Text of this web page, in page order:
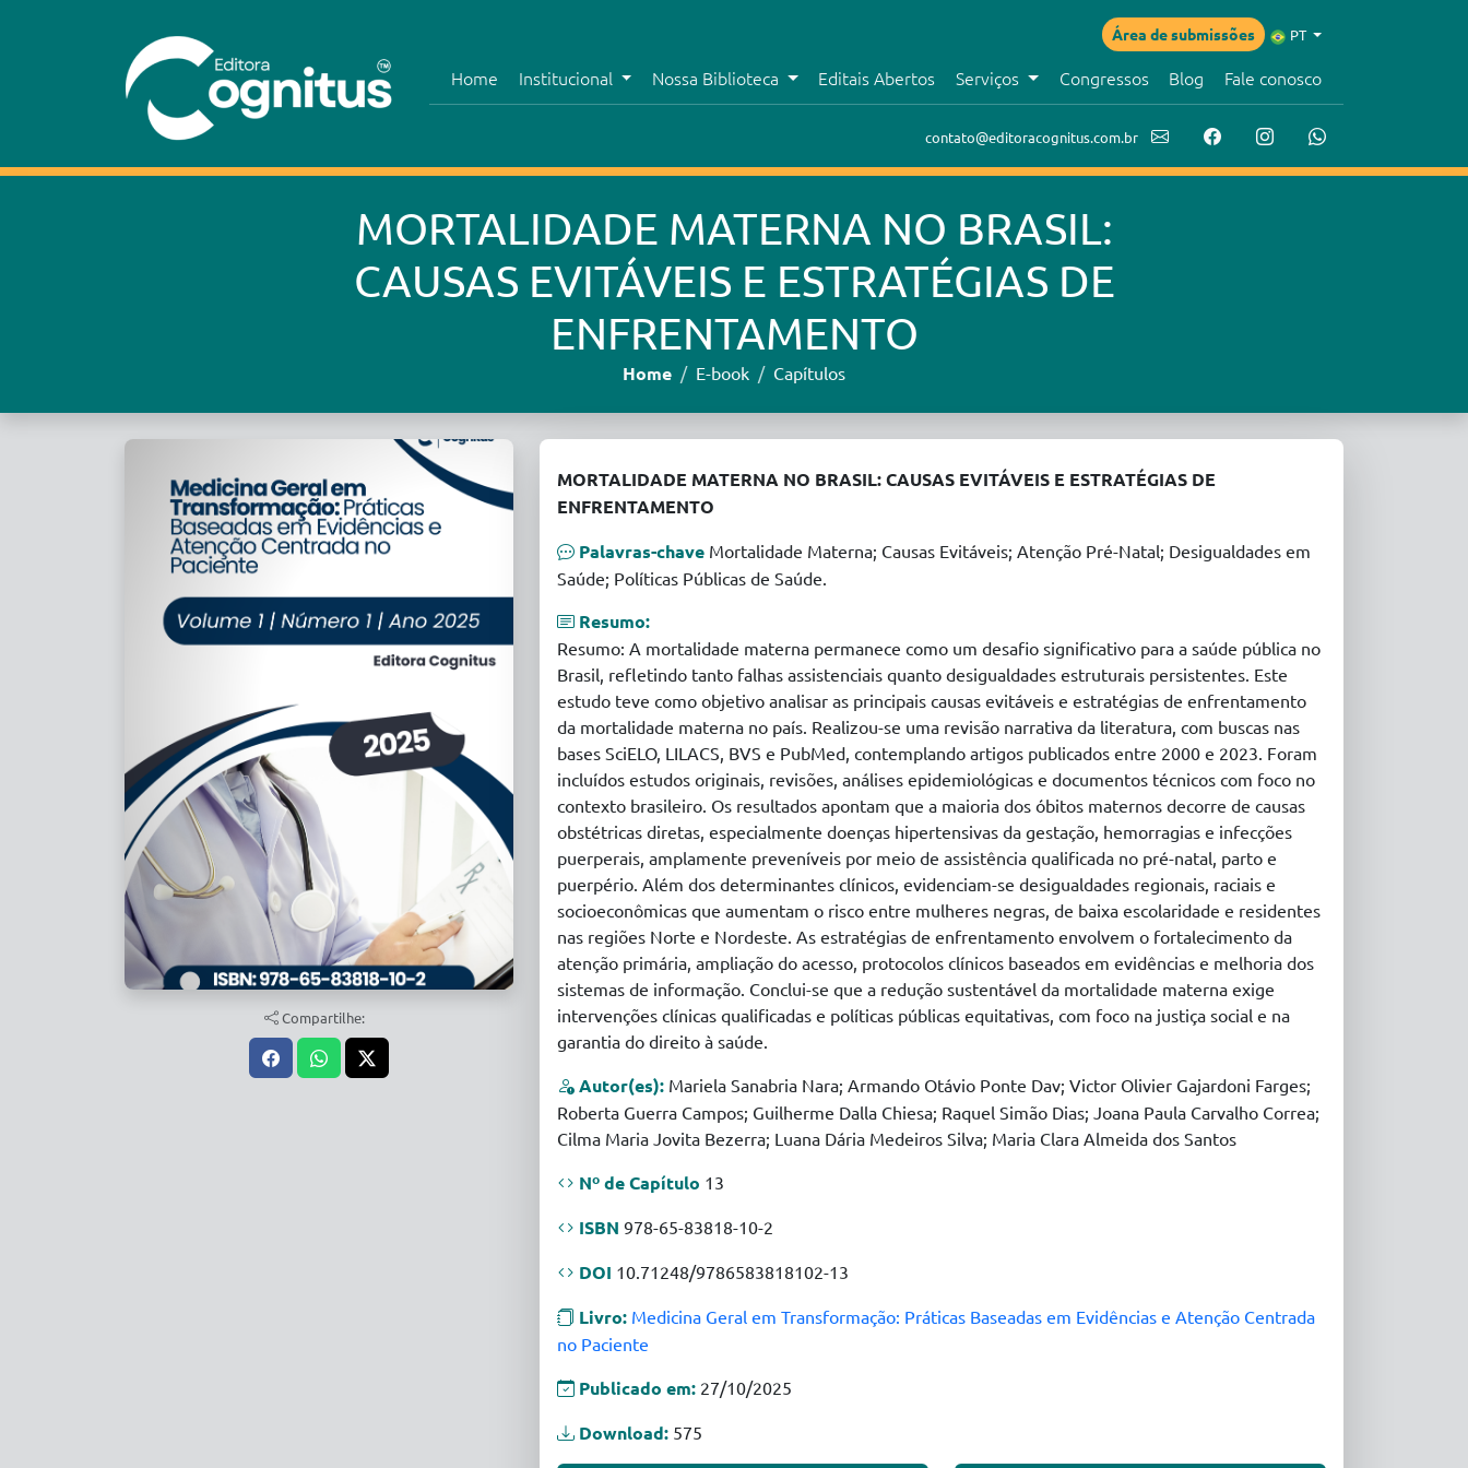
Área de submissões PT
Home Institucional Nossa Biblioteca Editais Abertos Serviços Congressos Blog Fale conosco
contato@editoracognitus.com.br
MORTALIDADE MATERNA NO BRASIL:
CAUSAS EVITÁVEIS E ESTRATÉGIAS DE
ENFRENTAMENTO
Home E-book Capítulos
Compartilhe:
MORTALIDADE MATERNA NO BRASIL: CAUSAS EVITÁVEIS E ESTRATÉGIAS DE
ENFRENTAMENTO
Palavras-chave Mortalidade Materna; Causas Evitáveis; Atenção Pré-Natal; Desigualdades em
Saúde; Políticas Públicas de Saúde.
Resumo:
Resumo: A mortalidade materna permanece como um desafio significativo para a saúde pública no
Brasil, refletindo tanto falhas assistenciais quanto desigualdades estruturais persistentes. Este
estudo teve como objetivo analisar as principais causas evitáveis e estratégias de enfrentamento
da mortalidade materna no país. Realizou-se uma revisão narrativa da literatura, com buscas nas
bases SciELO, LILACS, BVS e PubMed, contemplando artigos publicados entre 2000 e 2023. Foram
incluídos estudos originais, revisões, análises epidemiológicas e documentos técnicos com foco no
contexto brasileiro. Os resultados apontam que a maioria dos óbitos maternos decorre de causas
obstétricas diretas, especialmente doenças hipertensivas da gestação, hemorragias e infecções
puerperais, amplamente preveníveis por meio de assistência qualificada no pré-natal, parto e
puerpério. Além dos determinantes clínicos, evidenciam-se desigualdades regionais, raciais e
socioeconômicas que aumentam o risco entre mulheres negras, de baixa escolaridade e residentes
nas regiões Norte e Nordeste. As estratégias de enfrentamento envolvem o fortalecimento da
atenção primária, ampliação do acesso, protocolos clínicos baseados em evidências e melhoria dos
sistemas de informação. Conclui-se que a redução sustentável da mortalidade materna exige
intervenções clínicas qualificadas e políticas públicas equitativas, com foco na justiça social e na
garantia do direito à saúde.
Autor(es): Mariela Sanabria Nara; Armando Otávio Ponte Dav; Victor Olivier Gajardoni Farges;
Roberta Guerra Campos; Guilherme Dalla Chiesa; Raquel Simão Dias; Joana Paula Carvalho Correa;
Cilma Maria Jovita Bezerra; Luana Dária Medeiros Silva; Maria Clara Almeida dos Santos
Nº de Capítulo 13
ISBN 978-65-83818-10-2
DOI 10.71248/9786583818102-13
Livro: Medicina Geral em Transformação: Práticas Baseadas em Evidências e Atenção Centrada
no Paciente
Publicado em: 27/10/2025
Download: 575